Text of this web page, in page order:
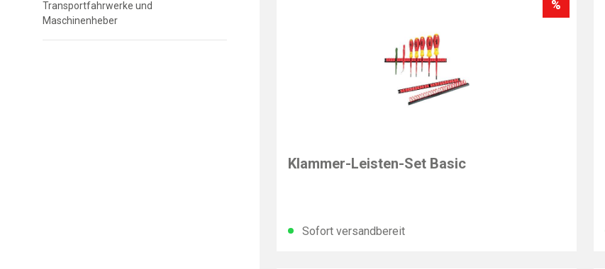
Transportfahrwerke und
Maschinenheber
%
Klammer-Leisten-Set Basic
Sofort versandbereit